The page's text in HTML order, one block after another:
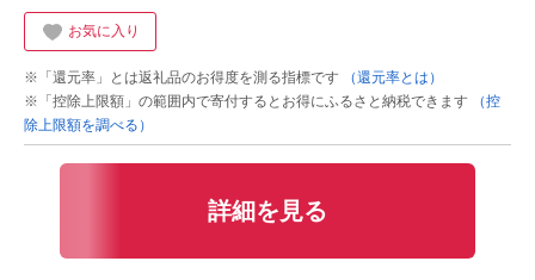
お気に入り
※「還元率」とは返礼品のお得度を測る指標です
（還元率とは）
※「控除上限額」の範囲内で寄付するとお得にふるさと納税できます
（控
除上限額を調べる）
詳細を見る